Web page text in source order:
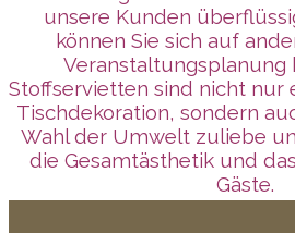
unsere Kunden
können Sie sich auf
Veranstaltungsplanung
Stoffservietten sind nicht nur
Tischdekoration, sondern
Wahl der Umwelt zuliebe
die Gesamtästhetik und
Gäste.